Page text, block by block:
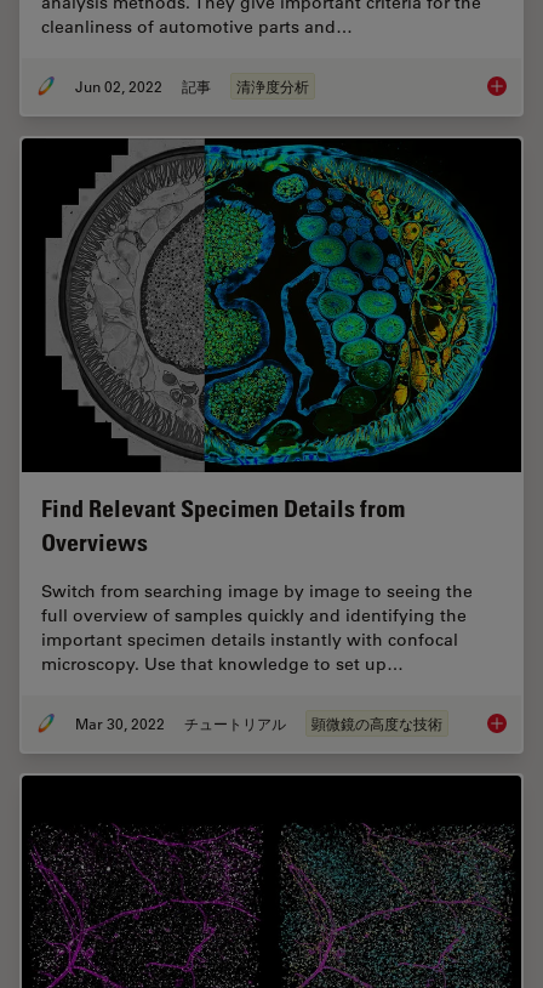
cleanliness of automotive parts and…
Jun 02, 2022 記事 清浄度分析
Find Relevant Specimen Details from
Overviews
Switch from searching image by image to seeing the
full overview of samples quickly and identifying the
important specimen details instantly with confocal
microscopy. Use that knowledge to set up…
Mar 30, 2022 チュートリアル 顕微鏡の高度な技術 Find